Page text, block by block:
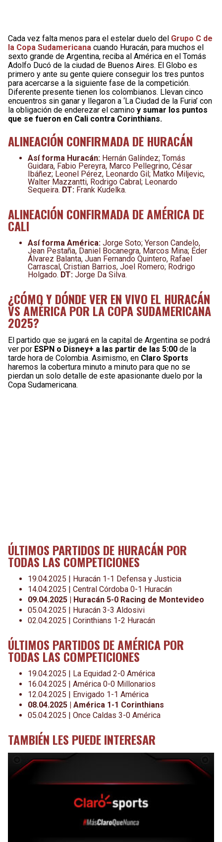
Cada vez falta menos para el estelar duelo del Grupo C de
la Copa Sudamericana cuando Huracán, para muchos el
sexto grande de Argentina, reciba al América en el Tomás
Adolfo Ducó de la ciudad de Buenos Aires. El Globo es
primero y ante su gente quiere conseguir los tres puntos
para acercarse a la siguiente fase de la competición.
Diferente presente tienen los colombianos. Llevan cinco
encuentros sin ganar y llegaron a ‘La Ciudad de la Furia’ con
la obligación de enderezar el camino y sumar los puntos
que se fueron en Cali contra Corinthians.
ALINEACIÓN CONFIRMADA DE HURACÁN
Así forma Huracán: Hernán Galíndez; Tomás
Guidara, Fabio Pereyra, Marco Pellegrino, César
Ibáñez; Leonel Pérez, Leonardo Gil; Matko Miljevic,
Walter Mazzantti, Rodrigo Cabral; Leonardo
Sequeira. DT: Frank Kudelka.
ALINEACIÓN CONFIRMADA DE AMÉRICA DE
CALI
Así forma América: Jorge Soto; Yerson Candelo,
Jean Pestaña, Daniel Bocanegra, Marcos Mina; Éder
Álvarez Balanta, Juan Fernando Quintero, Rafael
Carrascal, Cristian Barrios, Joel Romero; Rodrigo
Holgado. DT: Jorge Da Silva.
¿CÓMO Y DÓNDE VER EN VIVO EL HURACÁN
VS AMÉRICA POR LA COPA SUDAMERICANA
2025?
El partido que se jugará en la capital de Argentina se podrá
ver por ESPN o Disney+ a las partir de las 5:00 de la
tarde hora de Colombia. Asimismo, en Claro Sports
haremos la cobertura minuto a minuto para que no se
pierdan un solo detalle de este apasionante duelo por la
Copa Sudamericana.
ÚLTIMOS PARTIDOS DE HURACÁN POR
TODAS LAS COMPETICIONES
19.04.2025 | Huracán 1-1 Defensa y Justicia
14.04.2025 | Central Córdoba 0-1 Huracán
09.04.2025 | Huracán 5-0 Racing de Montevideo
05.04.2025 | Huracán 3-3 Aldosivi
02.04.2025 | Corinthians 1-2 Huracán
ÚLTIMOS PARTIDOS DE AMÉRICA POR
TODAS LAS COMPETICIONES
19.04.2025 | La Equidad 2-0 América
16.04.2025 | América 0-0 Millonarios
12.04.2025 | Envigado 1-1 América
08.04.2025 | América 1-1 Corinthians
05.04.2025 | Once Caldas 3-0 América
TAMBIÉN LES PUEDE INTERESAR